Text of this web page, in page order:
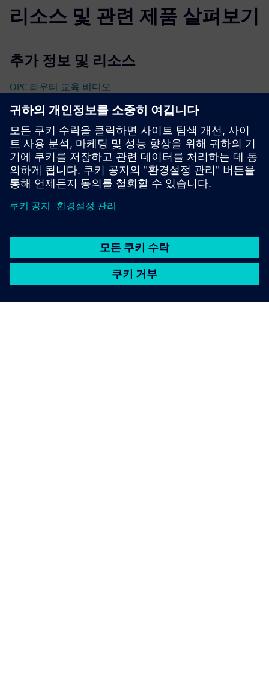
리소스 및 관련 제품 살펴보기
추가 정보 및 리소스
OPC 라우터 교육 비디오
국제 OPC 라우터 사용 사례
릴리즈 노트
기술 문서
OPC 라우터 최종 사용자 라이선스 계약 | 약관